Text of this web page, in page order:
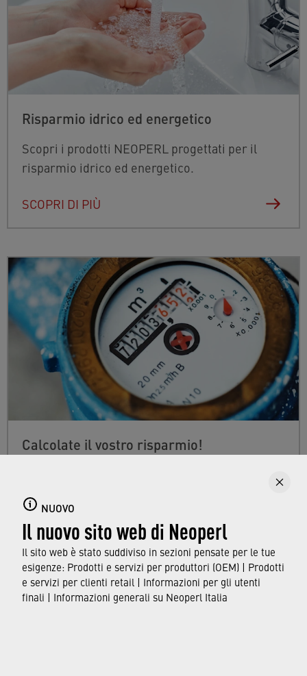
NUOVO
Il nuovo sito web di Neoperl
Il sito web è stato suddiviso in sezioni pensate per le tue
esigenze: Prodotti e servizi per produttori (OEM) | Prodotti
e servizi per clienti retail | Informazioni per gli utenti
finali | Informazioni generali su Neoperl Italia
Risparmio idrico ed energetico
Scopri i prodotti NEOPERL progettati per il
risparmio idrico ed energetico.
SCOPRI DI PIÙ
Calcolate il vostro risparmio!
come potrebbero. La differenza che i
risparmiatori d'acqua Neoperl possono fare
nella vostra casa può essere calcolata in modo
rapido e personalizzato.
SCOPRI DI PIÙ